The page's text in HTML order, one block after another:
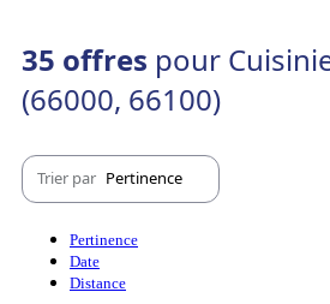
35 offres pour
(66000, 66100)
Trier par Pertinence
Pertinence
Date
Distance